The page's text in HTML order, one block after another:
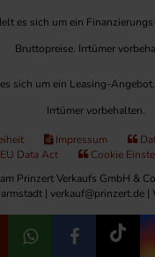
es sich um ein
Bruttopreise. Irrtümer
sich um ein Leasing-
Irrtümer vorbehalten.
Impressum
EU Data Act
Cookie
Prinzert Verkaufs GmbH &
| verkauf@prinzert.de |